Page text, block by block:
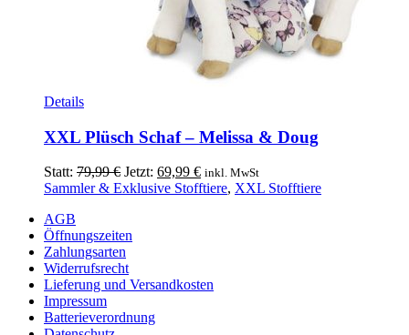
Details
XXL Plüsch Schaf – Melissa & Doug
Statt: 79,99€ Ursprünglicher
Preis
Jetzt: 69,99 €Aktueller
Preis
inkl. MwSt
Sammler & Exklusive Stofftiere, XXL Stofftiere
AGB
Öffnungszeiten
Zahlungsarten
Widerrufsrecht
Lieferung und Versandkosten
Impressum
Batterieverordnung